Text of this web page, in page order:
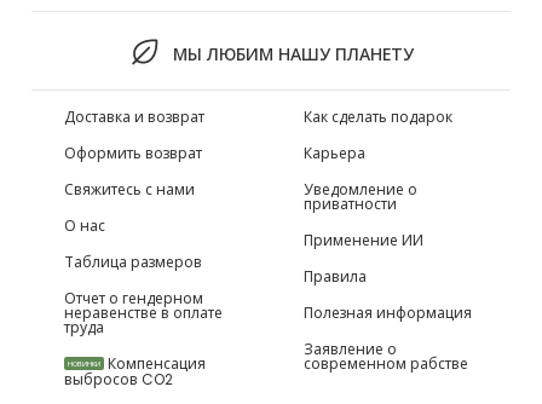
МЫ ЛЮБИМ НАШУ ПЛАНЕТУ
Доставка и возврат
Оформить возврат
Свяжитесь с нами
О нас
Таблица размеров
Отчет о гендерном
неравенстве в оплате
труда
НОВИНКИ Компенсация
выбросов CO2
Как сделать подарок
Карьера
Уведомление о
приватности
Применение ИИ
Правила
Полезная информация
Заявление о
современном рабстве